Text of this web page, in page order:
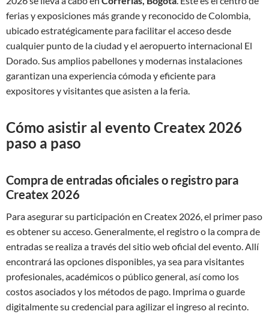
ferias y exposiciones más grande y reconocido de Colombia,
ubicado estratégicamente para facilitar el acceso desde
cualquier punto de la ciudad y el aeropuerto internacional El
Dorado. Sus amplios pabellones y modernas instalaciones
garantizan una experiencia cómoda y eficiente para
expositores y visitantes que asisten a la feria.
Cómo asistir al evento Createx 2026
paso a paso
Compra de entradas oficiales o registro para
Createx 2026
Para asegurar su participación en Createx 2026, el primer paso
es obtener su acceso. Generalmente, el registro o la compra de
entradas se realiza a través del sitio web oficial del evento. Allí
encontrará las opciones disponibles, ya sea para visitantes
profesionales, académicos o público general, así como los
costos asociados y los métodos de pago. Imprima o guarde
digitalmente su credencial para agilizar el ingreso al recinto.